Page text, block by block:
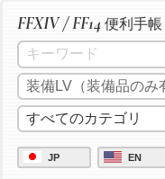
FFXIV / FF14 便利手帳
JP EN